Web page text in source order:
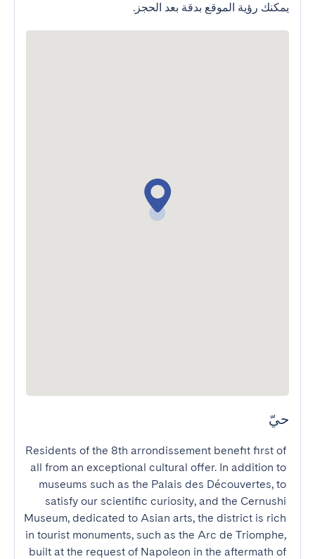
يمكنك رؤية الموقع بدقة بعد الحجز.
حيّ
Residents of the 8th arrondissement benefit first of
all from an exceptional cultural offer. In addition to
museums such as the Palais des Découvertes, to
satisfy our scientific curiosity, and the Cernushi
Museum, dedicated to Asian arts, the district is rich
in tourist monuments, such as the Arc de Triomphe,
built at the request of Napoleon in the aftermath of